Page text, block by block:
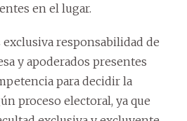
en el lugar.
exclusiva responsabilidad de
y apoderados presentes
para decidir la
proceso electoral, ya que